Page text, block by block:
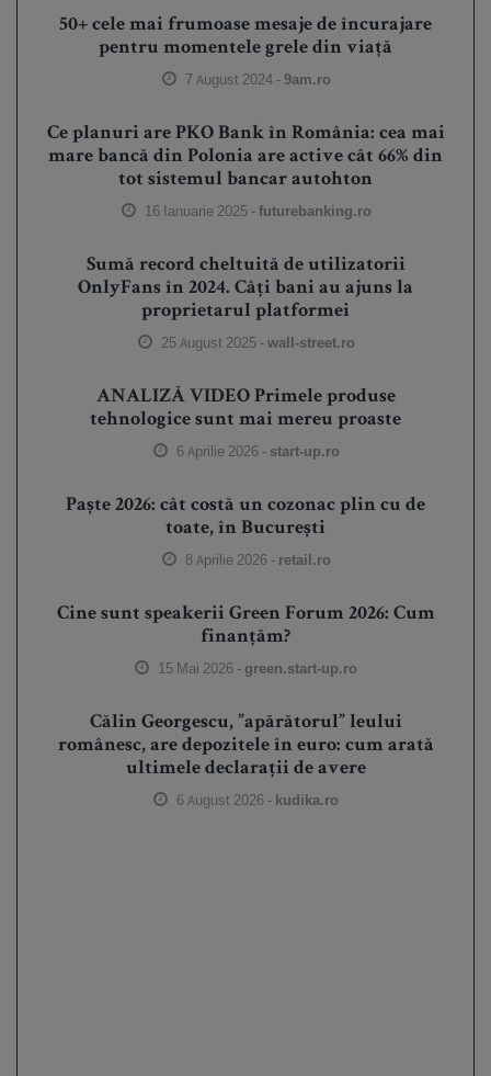
50+ cele mai frumoase mesaje de încurajare
pentru momentele grele din viață
7 August 2024 -9am.ro
Ce planuri are PKO Bank în România: cea mai
mare bancă din Polonia are active cât 66% din
tot sistemul bancar autohton
16 Ianuarie 2025 -futurebanking.ro
Sumă record cheltuită de utilizatorii
OnlyFans în 2024. Câți bani au ajuns la
proprietarul platformei
25 August 2025 -wall-street.ro
ANALIZĂ VIDEO Primele produse
tehnologice sunt mai mereu proaste
6 Aprilie 2026 - start-up.ro
Paște 2026: cât costă un cozonac plin cu de
toate, în București
8 Aprilie 2026 - retail.ro
Cine sunt speakerii Green Forum 2026: Cum
finanțăm?
15 Mai 2026 - green.start-up.ro
Călin Georgescu, ”apărătorul” leului
românesc, are depozitele în euro: cum arată
ultimele declarații de avere
6 August 2026 - kudika.ro